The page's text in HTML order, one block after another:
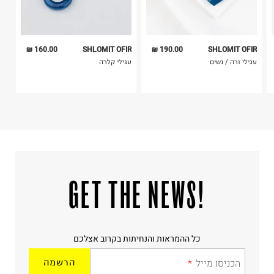
160.00 ₪
SHLOMIT OFIR
עגילי קלרה
190.00 ₪
SHLOMIT OFIR
עגילי ורה / נשים
!GET THE NEWS
כל ההמראות והנחיתות בקרוב אצלכם
הכניסו מייל הרשמה